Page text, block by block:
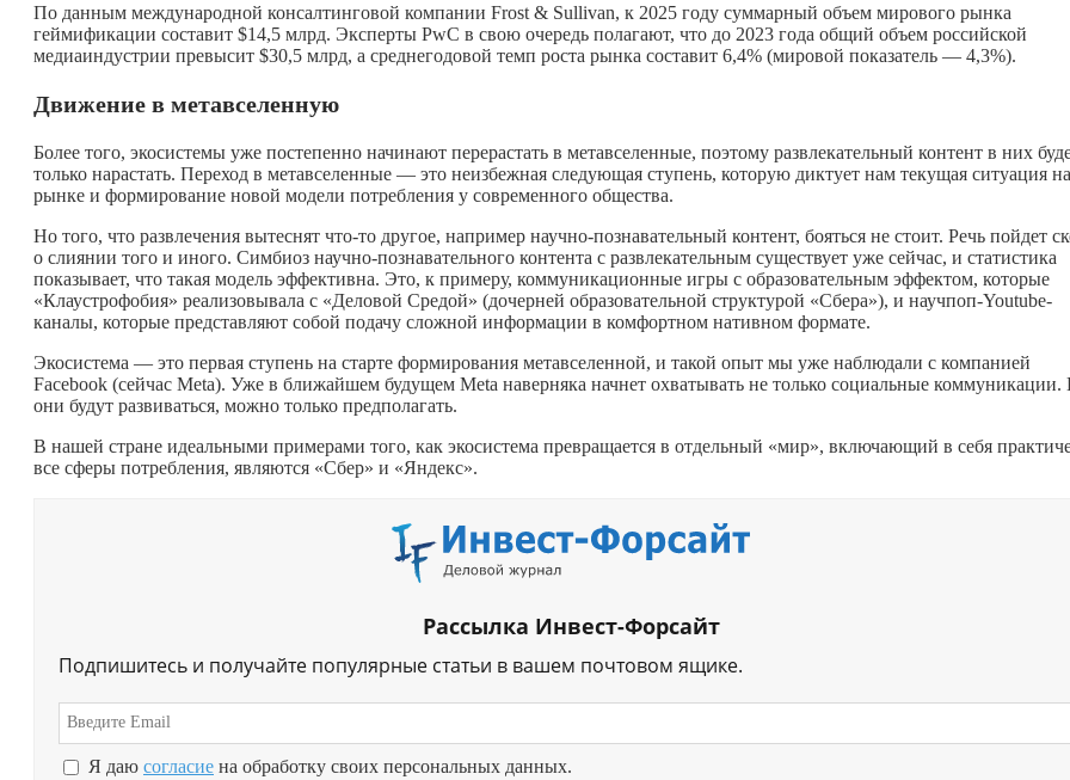
По данным международной консалтинговой компании Frost & Sullivan, к 2025 году суммарный объем мирового рынка
геймификации составит $14,5 млрд. Эксперты PwC в свою очередь полагают, что до 2023 года общий объем российской
медиаиндустрии превысит $30,5 млрд, а среднегодовой темп роста рынка составит 6,4% (мировой показатель — 4,3%).
Движение в метавселенную
Более того, экосистемы уже постепенно начинают перерастать в метавселенные, поэтому развлекательный контент в них
только нарастать. Переход в метавселенные — это неизбежная следующая ступень, которую диктует нам текущая ситуация на
рынке и формирование новой модели потребления у современного общества.
Но того, что развлечения вытеснят что-то другое, например научно-познавательный контент, бояться не стоит. Речь пойдет
о слиянии того и иного. Симбиоз научно-познавательного контента с развлекательным существует уже сейчас, и статистика
показывает, что такая модель эффективна. Это, к примеру, коммуникационные игры с образовательным эффектом, которые
«Клаустрофобия» реализовывала с «Деловой Средой» (дочерней образовательной структурой «Сбера»), и научпоп-Youtube-
каналы, которые представляют собой подачу сложной информации в комфортном нативном формате.
Экосистема — это первая ступень на старте формирования метавселенной, и такой опыт мы уже наблюдали с компанией
Facebook (сейчас Meta). Уже в ближайшем будущем Meta наверняка начнет охватывать не только социальные коммуникации.
они будут развиваться, можно только предполагать.
В нашей стране идеальными примерами того, как экосистема превращается в отдельный «мир», включающий в себя
все сферы потребления, являются «Сбер» и «Яндекс».
Рассылка Инвест-Форсайт
Подпишитесь и получайте популярные статьи в вашем почтовом ящике.
Я даю согласие на обработку своих персональных данных.